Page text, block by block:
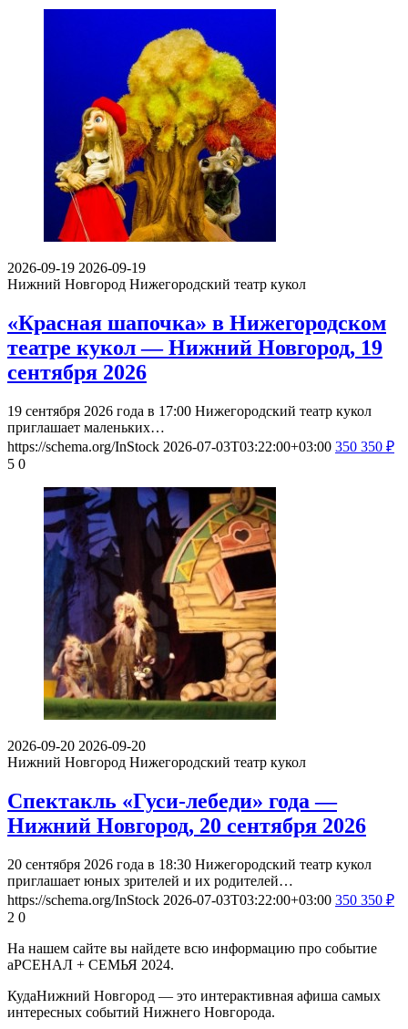
2026-09-19 2026-09-19
Нижний Новгород Нижегородский театр кукол
«Красная шапочка» в Нижегородском
театре кукол — Нижний Новгород, 19
сентября 2026
19 сентября 2026 года в 17:00 Нижегородский театр кукол
приглашает маленьких…
https://schema.org/InStock 2026-07-03T03:22:00+03:00 350 350 ₽
5 0
2026-09-20 2026-09-20
Нижний Новгород Нижегородский театр кукол
Спектакль «Гуси-лебеди» года —
Нижний Новгород, 20 сентября 2026
20 сентября 2026 года в 18:30 Нижегородский театр кукол
приглашает юных зрителей и их родителей…
https://schema.org/InStock 2026-07-03T03:22:00+03:00 350 350 ₽
2 0
На нашем сайте вы найдете всю информацию про событие
аРСЕНАЛ + СЕМЬЯ 2024.
КудаНижний Новгород — это интерактивная афиша самых
интересных событий Нижнего Новгорода.